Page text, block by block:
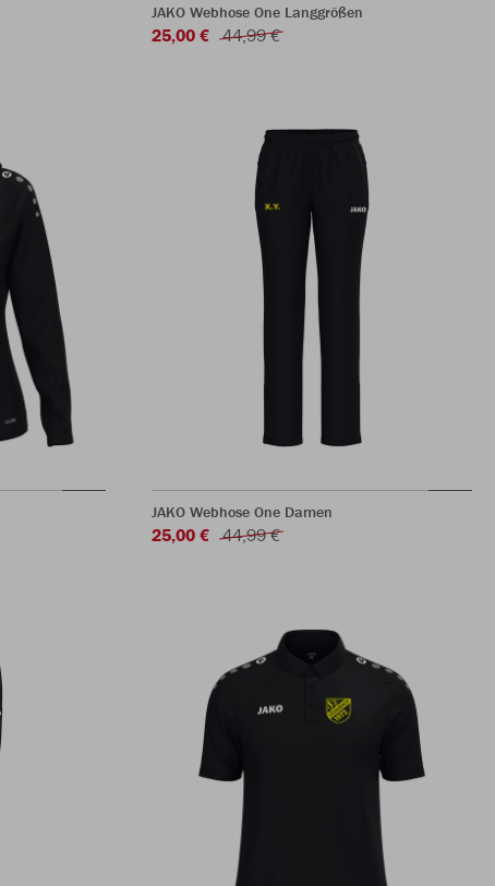
JAKO Webhose One Langgrößen
25,00 € 44,99 €
JAKO Webhose One Damen
25,00 € 44,99 €